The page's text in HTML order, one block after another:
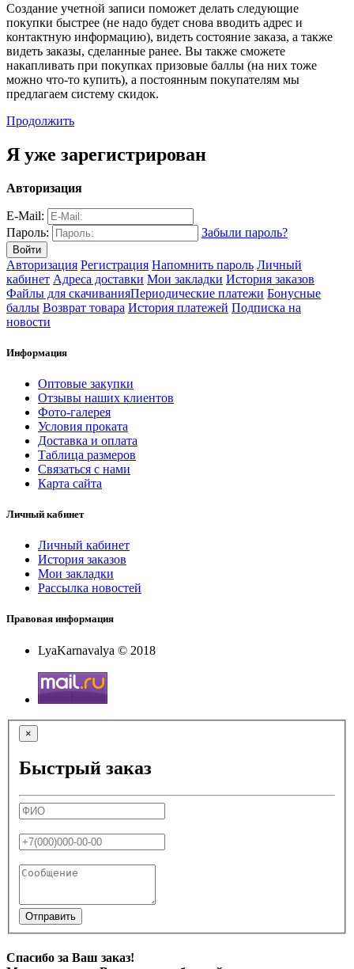
Создание учетной записи поможет делать следующие
покупки быстрее (не надо будет снова вводить адрес и
контактную информацию), видеть состояние заказа, а также
видеть заказы, сделанные ранее. Вы также сможете
накапливать при покупках призовые баллы (на них тоже
можно что-то купить), а постоянным покупателям мы
предлагаем систему скидок.
Продолжить
Я уже зарегистрирован
Авторизация
E-Mail:
Пароль:
Забыли пароль?
Авторизация Регистрация Напомнить пароль Личный
кабинет Адреса доставки Мои закладки История заказов
Файлы для скачиванияПериодические платежи Бонусные
баллы Возврат товара История платежей Подписка на
новости
Информация
Оптовые закупки
Отзывы наших клиентов
Фото-галерея
Условия проката
Доставка и оплата
Таблица размеров
Связаться с нами
Карта сайта
Личный кабинет
Личный кабинет
История заказов
Мои закладки
Рассылка новостей
Правовая информация
LyaKarnavalya © 2018
×
Быстрый заказ
Отправить
Спасибо за Ваш заказ!